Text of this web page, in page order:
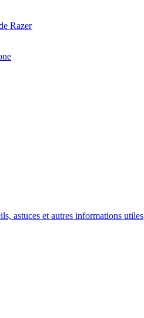
Razer
astuces et autres informations utiles